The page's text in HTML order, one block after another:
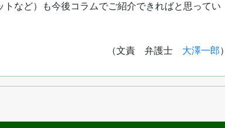
など）も今後コラムでご紹介できればと思ってい
（文責 弁護士 大澤一郎）